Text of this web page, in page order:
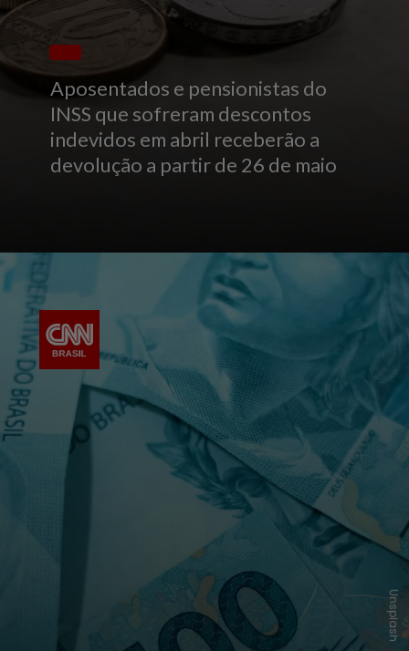
Aposentados e pensionistas do
INSS que sofreram descontos
indevidos em abril receberão a
devolução a partir de 26 de maio
Unsplash